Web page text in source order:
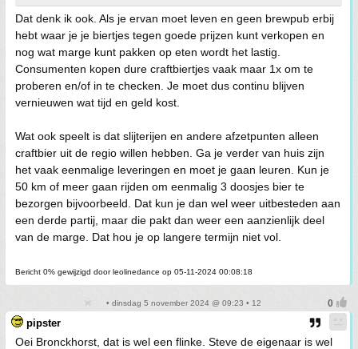
Dat denk ik ook. Als je ervan moet leven en geen brewpub erbij
hebt waar je je biertjes tegen goede prijzen kunt verkopen en
nog wat marge kunt pakken op eten wordt het lastig.
Consumenten kopen dure craftbiertjes vaak maar 1x om te
proberen en/of in te checken. Je moet dus continu blijven
vernieuwen wat tijd en geld kost.
Wat ook speelt is dat slijterijen en andere afzetpunten alleen
craftbier uit de regio willen hebben. Ga je verder van huis zijn
het vaak eenmalige leveringen en moet je gaan leuren. Kun je
50 km of meer gaan rijden om eenmalig 3 doosjes bier te
bezorgen bijvoorbeeld. Dat kun je dan wel weer uitbesteden aan
een derde partij, maar die pakt dan weer een aanzienlijk deel
van de marge. Dat hou je op langere termijn niet vol.
Bericht 0% gewijzigd door leolinedance op 05-11-2024 00:08:18
• dinsdag 5 november 2024 @ 09:23 • 12
pipster
Oei Bronckhorst, dat is wel een flinke. Steve de eigenaar is wel